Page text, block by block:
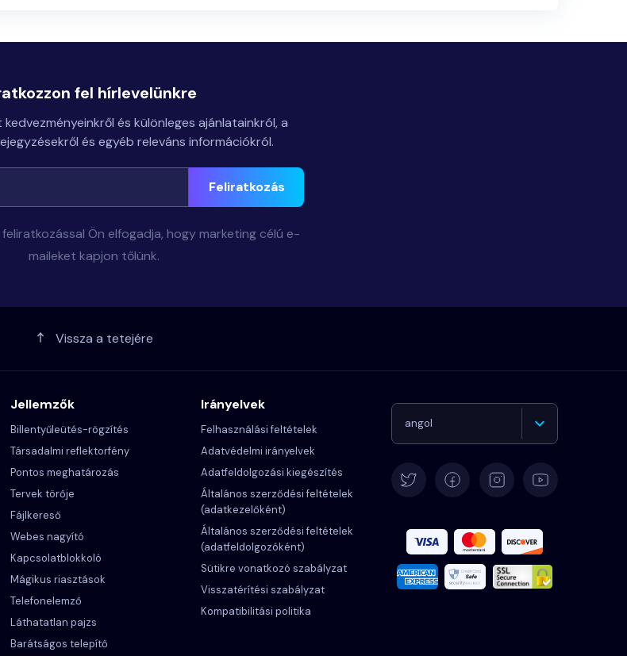
fel hírlevelünkre
és különleges ajánlatainkról, a
és egyéb releváns információkról.
Feliratkozás
Ön elfogadja, hogy marketing célú e-
maileket kapjon tőlünk.
Vissza a tetejére
Jellemzők
Billentyűleütés-rögzítés
Társadalmi reflektorfény
Pontos meghatározás
Tervek törője
Fájlkereső
Webes nagyító
Kapcsolatblokkoló
Mágikus riasztások
Telefonelemző
Láthatatlan pajzs
Barátságos telepítő
Irányelvek
Felhasználási feltételek
Adatvédelmi irányelvek
Adatfeldolgozási kiegészítés
Általános szerződési feltételek
(adatkezelőként)
Általános szerződési feltételek
(adatfeldolgozóként)
Sütikre vonatkozó szabályzat
Visszatérítési szabályzat
Kompatibilitási politika
angol
Francia